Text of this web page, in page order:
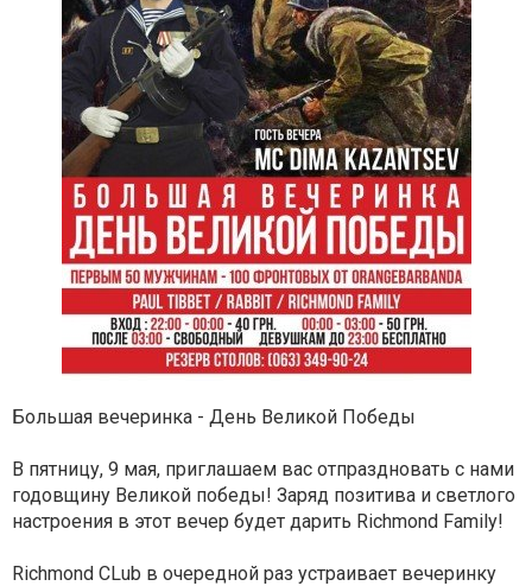
Большая вечеринка - День Великой Победы
В пятницу, 9 мая, приглашаем вас отпраздновать с нами
годовщину Великой победы! Заряд позитива и светлого
настроения в этот вечер будет дарить Richmond Family!
Richmond CLub в очередной раз устраивает вечеринку